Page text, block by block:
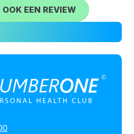
EEN REVIEW